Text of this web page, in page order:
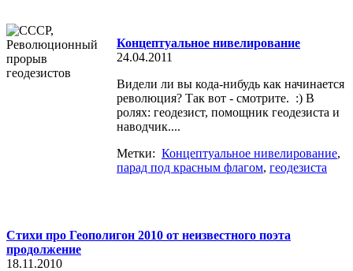
Концептуальное нивелирование
24.04.2011
Видели ли вы кода-нибудь как начинается
революция? Так вот - смотрите. :) В
ролях: геодезист, помощник геодезиста и
наводчик....
Метки: Концептуальное нивелирование,
парад под красным флагом, геодезиста
Стихи про Геополигон 2010 от неизвестного поэта
продолжение
18.11.2010